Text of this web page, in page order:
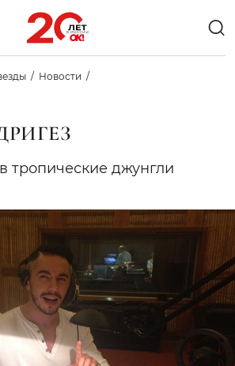
Новости
тропические джунгли